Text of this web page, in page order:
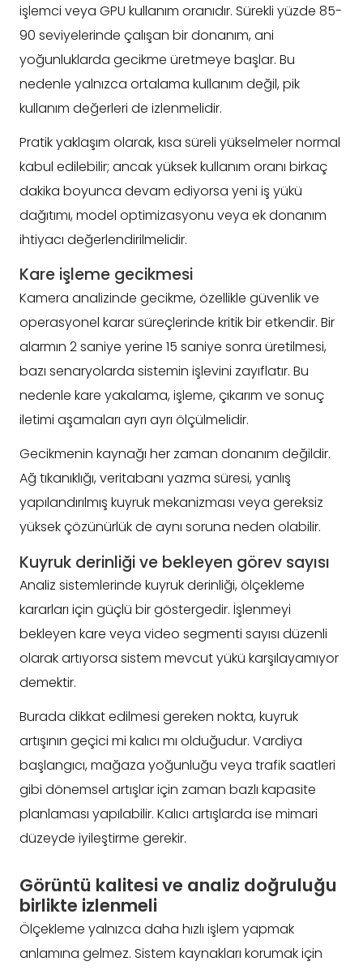
işlemci veya GPU kullanım oranıdır. Sürekli yüzde 85-
90 seviyelerinde çalışan bir donanım, ani
yoğunluklarda gecikme üretmeye başlar. Bu
nedenle yalnızca ortalama kullanım değil, pik
kullanım değerleri de izlenmelidir.
Pratik yaklaşım olarak, kısa süreli yükselmeler normal
kabul edilebilir; ancak yüksek kullanım oranı birkaç
dakika boyunca devam ediyorsa yeni iş yükü
dağıtımı, model optimizasyonu veya ek donanım
ihtiyacı değerlendirilmelidir.
Kare işleme gecikmesi
Kamera analizinde gecikme, özellikle güvenlik ve
operasyonel karar süreçlerinde kritik bir etkendir. Bir
alarmın 2 saniye yerine 15 saniye sonra üretilmesi,
bazı senaryolarda sistemin işlevini zayıflatır. Bu
nedenle kare yakalama, işleme, çıkarım ve sonuç
iletimi aşamaları ayrı ayrı ölçülmelidir.
Gecikmenin kaynağı her zaman donanım değildir.
Ağ tıkanıklığı, veritabanı yazma süresi, yanlış
yapılandırılmış kuyruk mekanizması veya gereksiz
yüksek çözünürlük de aynı soruna neden olabilir.
Kuyruk derinliği ve bekleyen görev sayısı
Analiz sistemlerinde kuyruk derinliği, ölçekleme
kararları için güçlü bir göstergedir. İşlenmeyi
bekleyen kare veya video segmenti sayısı düzenli
olarak artıyorsa sistem mevcut yükü karşılayamıyor
demektir.
Burada dikkat edilmesi gereken nokta, kuyruk
artışının geçici mi kalıcı mı olduğudur. Vardiya
başlangıcı, mağaza yoğunluğu veya trafik saatleri
gibi dönemsel artışlar için zaman bazlı kapasite
planlaması yapılabilir. Kalıcı artışlarda ise mimari
düzeyde iyileştirme gerekir.
Görüntü kalitesi ve analiz doğruluğu
birlikte izlenmeli
Ölçekleme yalnızca daha hızlı işlem yapmak
anlamına gelmez. Sistem kaynakları korumak için